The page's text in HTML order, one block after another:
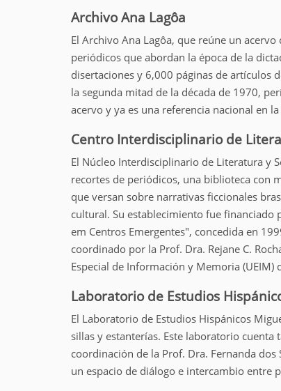
Archivo Ana Lagôa
El Archivo Ana Lagôa, que reúne un
periódicos que abordan la época de la
disertaciones y 6,000 páginas de artículos
la segunda mitad de la década de 1970,
acervo y ya es una referencia nacional en
Centro Interdisciplinario de
El Núcleo Interdisciplinario de Literatura y
recortes de periódicos, una biblioteca con
que versan sobre narrativas ficcionales
cultural. Su establecimiento fue financiado
em Centros Emergentes", concedida en
coordinado por la Prof. Dra. Rejane C.
Especial de Información y Memoria (UEIM)
Laboratorio de Estudios
El Laboratorio de Estudios Hispánicos
sillas y estanterías. Este laboratorio
coordinación de la Prof. Dra. Fernanda
un espacio de diálogo e intercambio entre